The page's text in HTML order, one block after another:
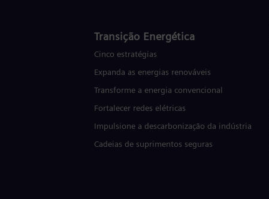
Transição Energética
Cinco estratégias
Expanda as energias renováveis
Transforme a energia convencional
Fortalecer redes elétricas
Impulsione a descarbonização da indústria
Cadeias de suprimentos seguras